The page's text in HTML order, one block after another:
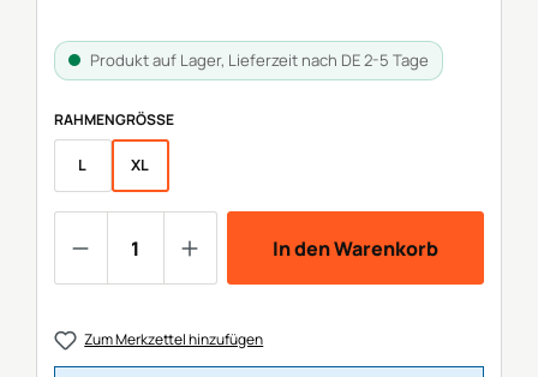
Produkt auf Lager, Lieferzeit nach DE 2-5 Tage
RAHMENGRÖSSE AUSWÄHLEN
L XL
In den Warenkorb
Zum Merkzettel hinzufügen